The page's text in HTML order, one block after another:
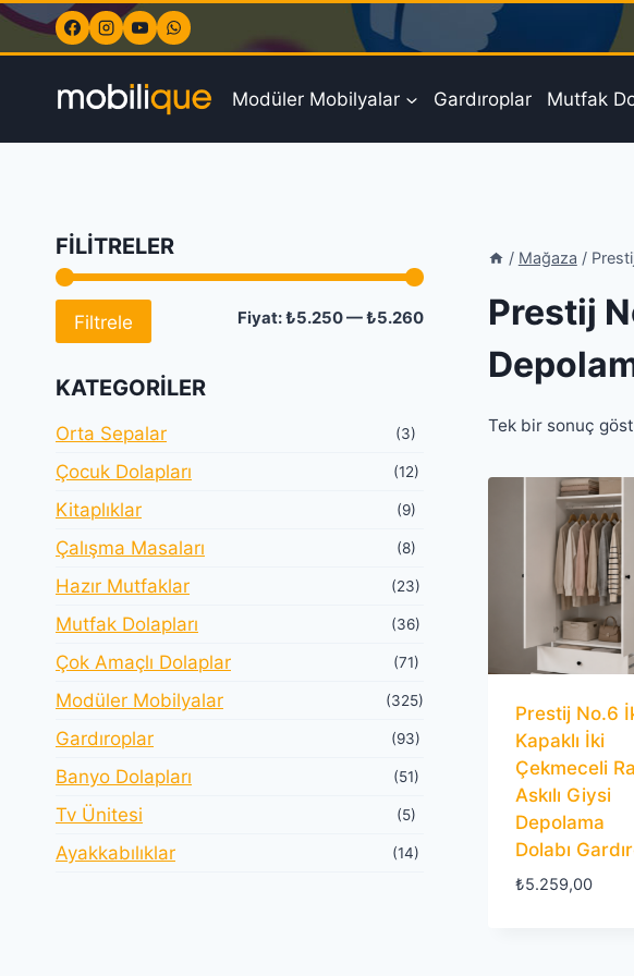
Skip
Modüler Mobilyalar Gardıroplar Mutfak
/ Mağaza /
Prestij
Tek bir sonuç
Prestij No.6
Kapaklı İki
Çekmeceli
Askılı Giysi
Depolama
Dolabı
₺5.259,00
FILITRELER
En
En
Filtrele Fiyat:₺5.250—₺5.260
KATEGORILER
Orta Sepalar (3)
Çocuk Dolapları (12)
Kitaplıklar (9)
Çalışma Masaları (8)
Hazır Mutfaklar (23)
Mutfak Dolapları (36)
Çok Amaçlı Dolaplar (71)
Modüler Mobilyalar (325)
Gardıroplar (93)
Banyo Dolapları (51)
Tv Ünitesi (5)
Ayakkabılıklar (14)